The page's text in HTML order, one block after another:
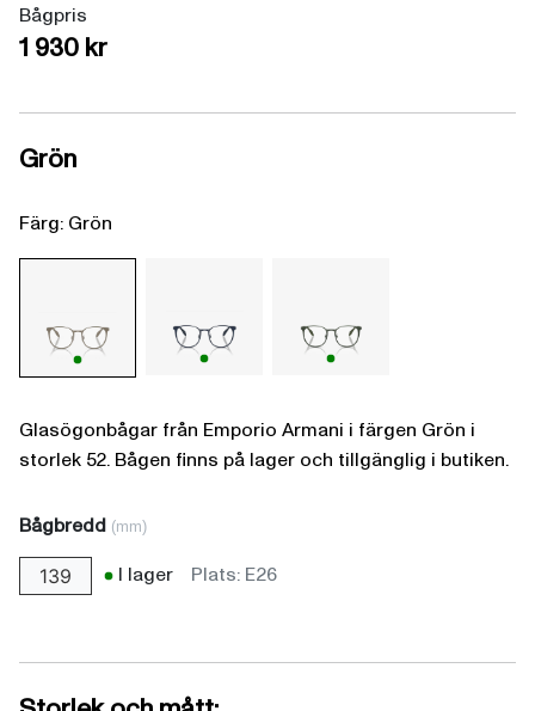
Bågpris
1 930 kr
Grön
Färg: Grön
Glasögonbågar från Emporio Armani i färgen Grön i
storlek 52. Bågen finns på lager och tillgänglig i butiken.
Bågbredd (mm)
139 I lager Plats: E26